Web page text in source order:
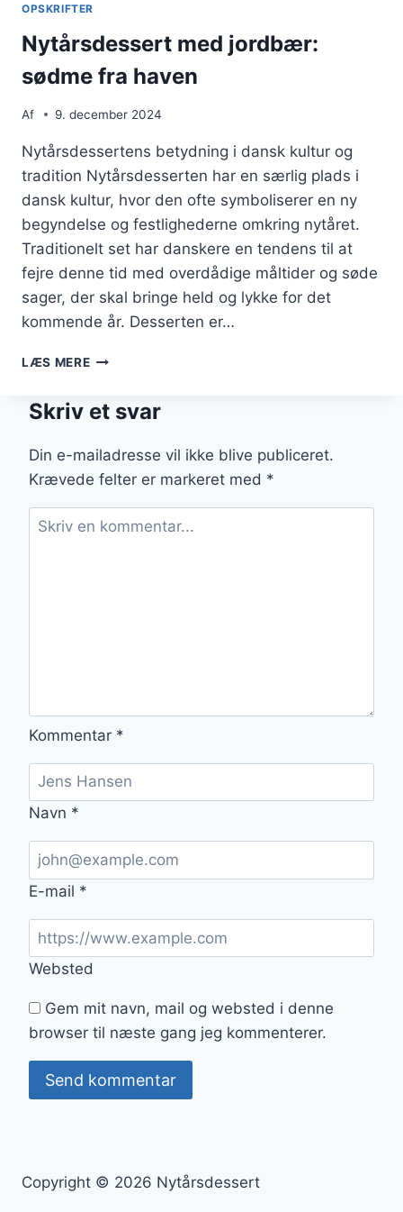
OPSKRIFTER
Nytårsdessert med jordbær:
sødme fra haven
Af 9. december 2024
Nytårsdessertens betydning i dansk kultur og
tradition Nytårsdesserten har en særlig plads i
dansk kultur, hvor den ofte symboliserer en ny
begyndelse og festlighederne omkring nytåret.
Traditionelt set har danskere en tendens til at
fejre denne tid med overdådige måltider og søde
sager, der skal bringe held og lykke for det
kommende år. Desserten er…
LÆS MERENYTÅRSDESSERT
SØDME
HAVEN
Skriv et svar
Din e-mailadresse vil ikke blive publiceret.
Krævede felter er markeret med *
Kommentar *
Navn *
E-mail *
Websted
Gem mit navn, mail og websted i denne
browser til næste gang jeg kommenterer.
Copyright © 2026 Nytårsdessert